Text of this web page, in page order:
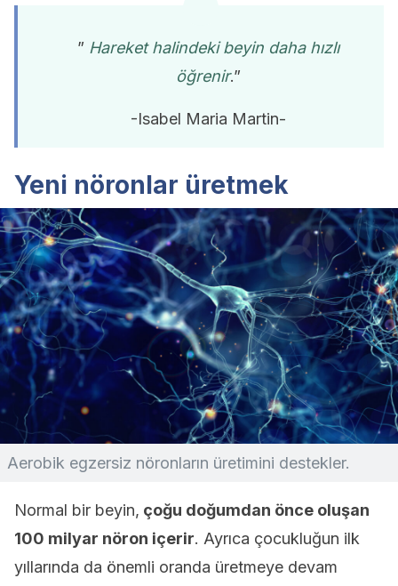
” Hareket halindeki beyin daha hızlı
öğrenir.”
-Isabel Maria Martin-
Yeni nöronlar üretmek
Aerobik egzersiz nöronların üretimini destekler.
Normal bir beyin, çoğu doğumdan önce oluşan
100 milyar nöron içerir. Ayrıca çocukluğun ilk
yıllarında da önemli oranda üretmeye devam